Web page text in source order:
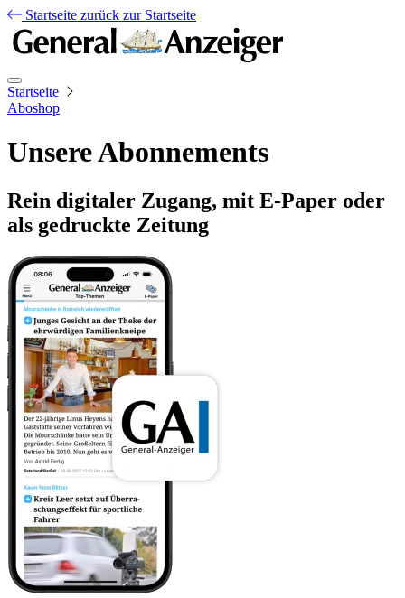
Startseite zurück zur Startseite
Startseite
Aboshop
Unsere Abonnements
Rein digitaler Zugang, mit E-Paper oder
als gedruckte Zeitung